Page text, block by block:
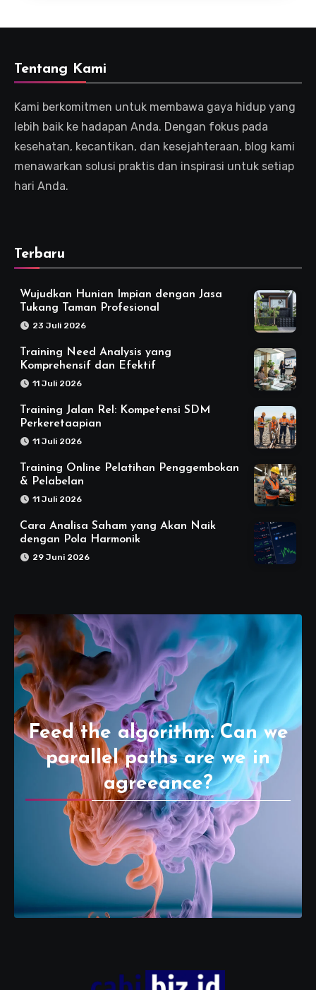
Tentang Kami
Kami berkomitmen untuk membawa gaya hidup yang
lebih baik ke hadapan Anda. Dengan fokus pada
kesehatan, kecantikan, dan kesejahteraan, blog kami
menawarkan solusi praktis dan inspirasi untuk setiap
hari Anda.
Terbaru
Wujudkan Hunian Impian dengan Jasa
Tukang Taman Profesional
23 Juli 2026
Training Need Analysis yang
Komprehensif dan Efektif
11 Juli 2026
Training Jalan Rel: Kompetensi SDM
Perkeretaapian
11 Juli 2026
Training Online Pelatihan Penggembokan
& Pelabelan
11 Juli 2026
Cara Analisa Saham yang Akan Naik
dengan Pola Harmonik
29 Juni 2026
Feed the algorithm. Can we
parallel paths are we in
agreeance?